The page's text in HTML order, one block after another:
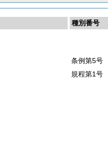
種別番号
条例第5号
規程第1号